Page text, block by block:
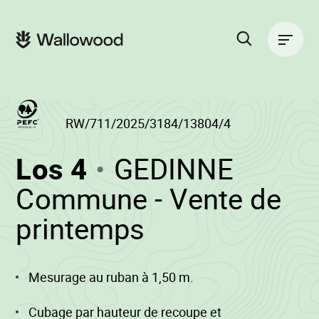
springen
springen
Los 4(RW/711/2025/
-
GEDINNE
Commune - Vente de
printemps
RW/711/2025/3184/13804/4
Mesurage au ruban à 1,50 m.
Cubage par hauteur de recoupe et